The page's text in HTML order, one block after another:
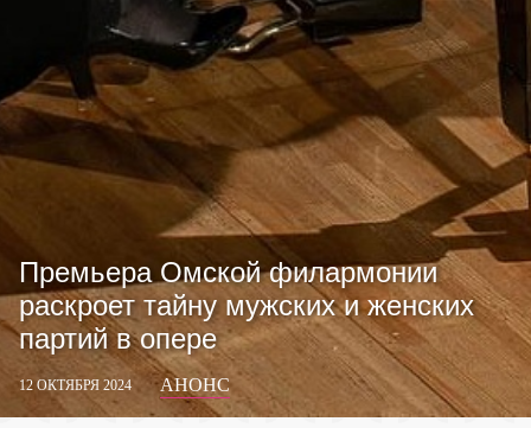
12 ОКТЯБРЯ 2024 АНОНС
Премьера Омской филармонии
раскроет тайну мужских и женских
партий в опере